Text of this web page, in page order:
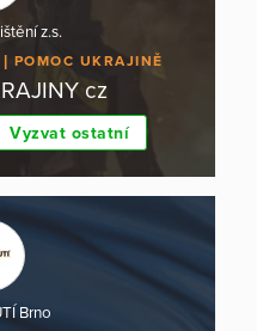
z.s.
POMOC UKRAJINĚ
cz
Vyzvat ostatní
Brno